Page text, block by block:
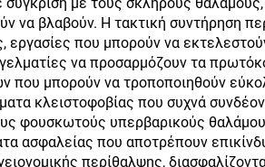
βλαβούν. Η τακτική συντήρηση
που μπορούν να
να προσαρμόζουν τα
που μπορούν να τροποποιηθούν
κλειστοφοβίας που συχνά
φουσκωτούς υπερβαρικούς
ασφαλείας που αποτρέπουν
περίθαλψης,